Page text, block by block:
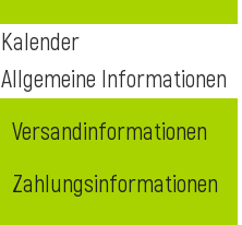
Kalender
Allgemeine Informationen
Versandinformationen
Zahlungsinformationen